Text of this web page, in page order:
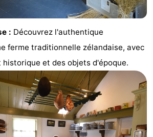
: Découvrez l'authentique
ferme traditionnelle zélandaise, avec
historique et des objets d'époque.